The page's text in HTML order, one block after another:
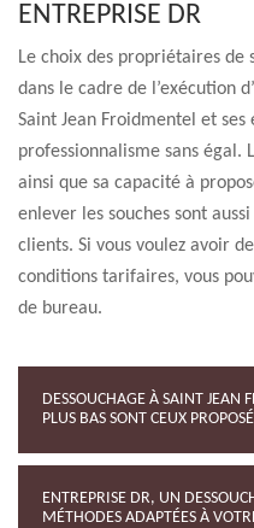
ENTREPRISE DR
Le choix des propriétaires de
dans le cadre de l’exécution
Saint Jean Froidmentel et ses
professionnalisme sans égal.
ainsi que sa capacité à
enlever les souches sont
clients. Si vous voulez avoir
conditions tarifaires, vous
de bureau.
DESSOUCHAGE À SAINT JEAN
PLUS BAS SONT CEUX
ENTREPRISE DR, UN
MÉTHODES ADAPTÉES À